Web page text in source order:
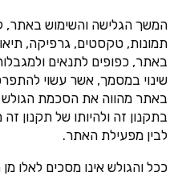
המשך הגלישה והשימוש באתר,
תמונות, טקסטים, גרפיקה,
באתר, כפופים לתנאים
שינוי במסמך, אשר עשוי
באתר מהווה את הסכמת הגולש
בתקנון זה ולהיותו של תקנון
לבין מפעילת האתר.
ככל והגולש אינו מסכים לאלו